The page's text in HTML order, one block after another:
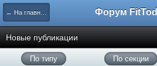
← На главную Форум
Новые публикации
По типу По секции